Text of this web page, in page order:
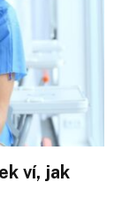
ví, jak